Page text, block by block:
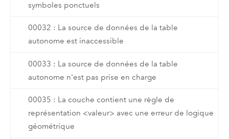
symboles ponctuels
00032 : La source de données de la table
autonome est inaccessible
00033 : La source de données de la table
autonome n'est pas prise en charge
00035 : La couche contient une règle de
représentation <valeur> avec une erreur de logique
géométrique